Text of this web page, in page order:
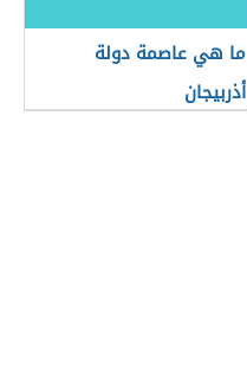
ما هي عاصمة دولة
أذربيجان